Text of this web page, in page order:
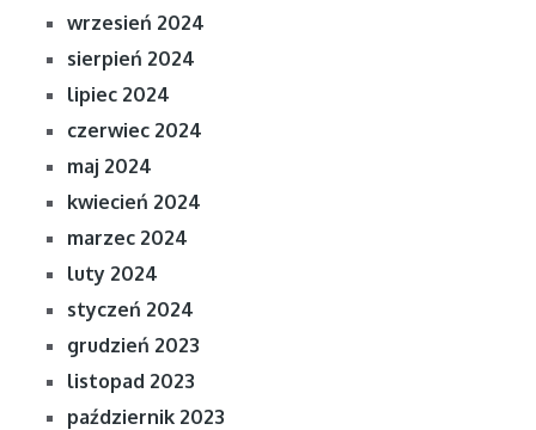
wrzesień 2024
sierpień 2024
lipiec 2024
czerwiec 2024
maj 2024
kwiecień 2024
marzec 2024
luty 2024
styczeń 2024
grudzień 2023
listopad 2023
październik 2023